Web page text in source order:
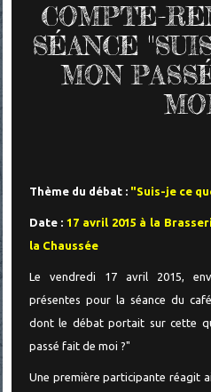
COMPTE-
SÉANCE
MON
Thème du débat : "Suis-je ce
Date :17 avril 2015 à la
la Chaussée
Le vendredi 17 avril 2015,
présentes pour la séance du
dont le débat portait sur cette
passé fait de moi ?"
Une première participante réagit